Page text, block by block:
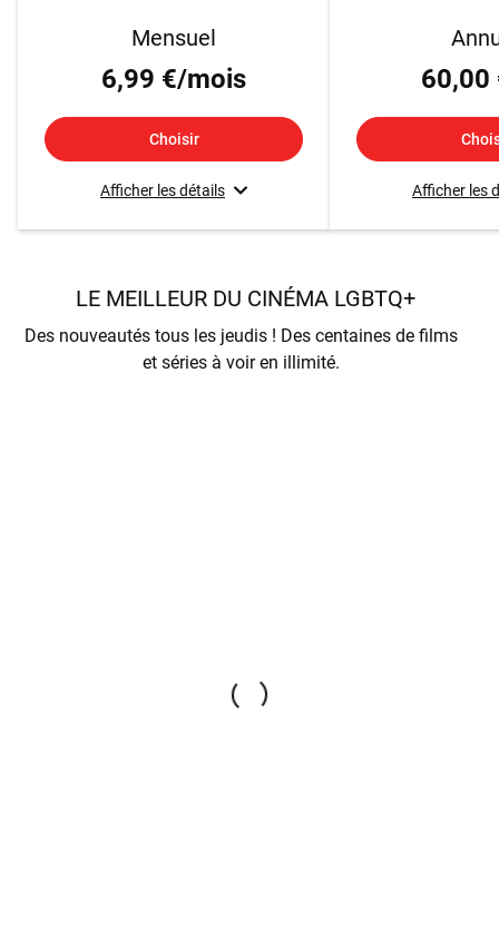
Mensuel
6,99 €/mois
Choisir
Afficher les détails
60,00
Afficher les
LE MEILLEUR DU CINÉMA LGBTQ+
Des nouveautés tous les jeudis ! Des centaines de films
et séries à voir en illimité.